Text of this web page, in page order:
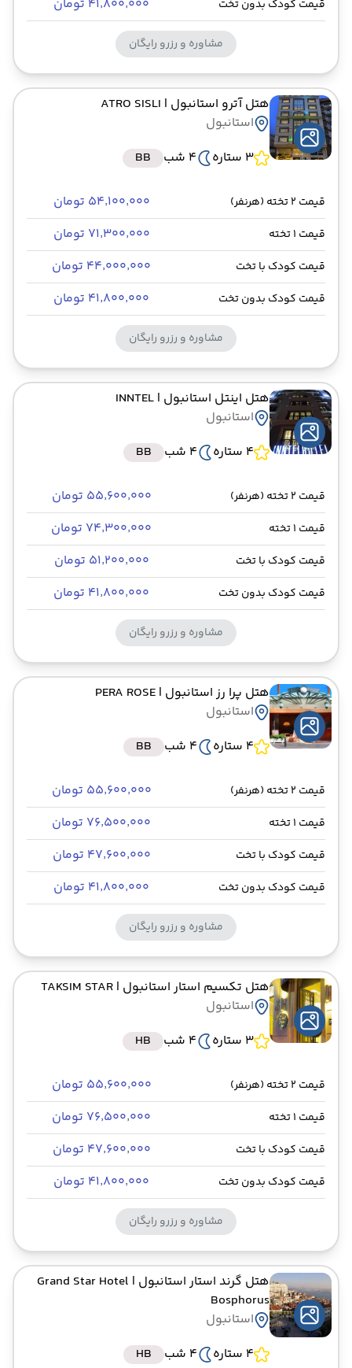
قیمت کودک بدون تخت ۴۱٬۸۰۰٬۰۰۰ تومان
مشاوره و رزرو رایگان
هتل آترو استانبول | ATRO SISLI
استانبول
3 ستاره
4 شب BB
قیمت 2 تخته (هرنفر) ۵۴٬۱۰۰٬۰۰۰ تومان
قیمت 1 تخته ۷۱٬۳۰۰٬۰۰۰ تومان
قیمت کودک با تخت ۴۴٬۰۰۰٬۰۰۰ تومان
قیمت کودک بدون تخت ۴۱٬۸۰۰٬۰۰۰ تومان
مشاوره و رزرو رایگان
هتل اینتل استانبول | INNTEL
استانبول
4 ستاره
4 شب BB
قیمت 2 تخته (هرنفر) ۵۵٬۶۰۰٬۰۰۰ تومان
قیمت 1 تخته ۷۴٬۳۰۰٬۰۰۰ تومان
قیمت کودک با تخت ۵۱٬۲۰۰٬۰۰۰ تومان
قیمت کودک بدون تخت ۴۱٬۸۰۰٬۰۰۰ تومان
مشاوره و رزرو رایگان
هتل پرا رز استانبول | PERA ROSE
استانبول
4 ستاره
4 شب BB
قیمت 2 تخته (هرنفر) ۵۵٬۶۰۰٬۰۰۰ تومان
قیمت 1 تخته ۷۶٬۵۰۰٬۰۰۰ تومان
قیمت کودک با تخت ۴۷٬۶۰۰٬۰۰۰ تومان
قیمت کودک بدون تخت ۴۱٬۸۰۰٬۰۰۰ تومان
مشاوره و رزرو رایگان
هتل تکسیم استار استانبول | TAKSIM STAR
استانبول
3 ستاره
4 شب HB
قیمت 2 تخته (هرنفر) ۵۵٬۶۰۰٬۰۰۰ تومان
قیمت 1 تخته ۷۶٬۵۰۰٬۰۰۰ تومان
قیمت کودک با تخت ۴۷٬۶۰۰٬۰۰۰ تومان
قیمت کودک بدون تخت ۴۱٬۸۰۰٬۰۰۰ تومان
مشاوره و رزرو رایگان
هتل گرند استار استانبول | Grand Star Hotel
Bosphorus
استانبول
4 ستاره
4 شب HB